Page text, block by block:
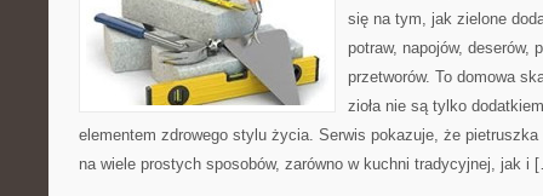
się na tym, jak zielone
potraw, napojów, deserów,
przetworów. To domowa
zioła nie są tylko
elementem zdrowego stylu życia. Serwis pokazuje, że
na wiele prostych sposobów, zarówno w kuchni tradycyjnej, jak i